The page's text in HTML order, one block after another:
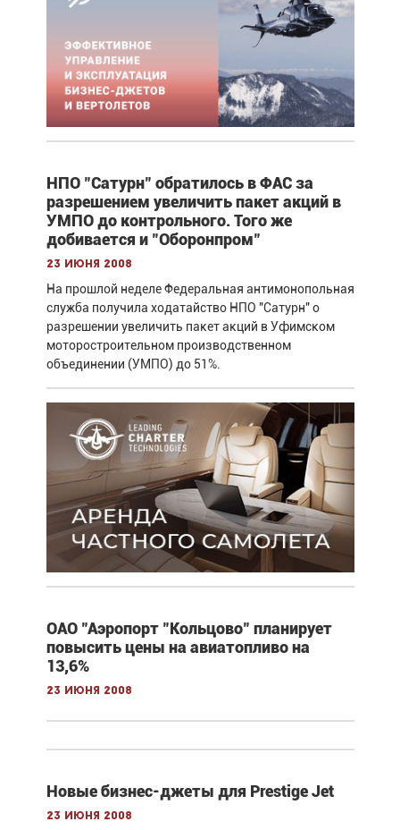
НПО "Сатурн" обратилось в ФАС за
разрешением увеличить пакет акций в
УМПО до контрольного. Того же
добивается и "Оборонпром"
23 июня 2008
На прошлой неделе Федеральная антимонопольная
служба получила ходатайство НПО "Сатурн" о
разрешении увеличить пакет акций в Уфимском
моторостроительном производственном
объединении (УМПО) до 51%.
ОАО "Аэропорт "Кольцово" планирует
повысить цены на авиатопливо на
13,6%
23 июня 2008
Новые бизнес-джеты для Prestige Jet
23 июня 2008